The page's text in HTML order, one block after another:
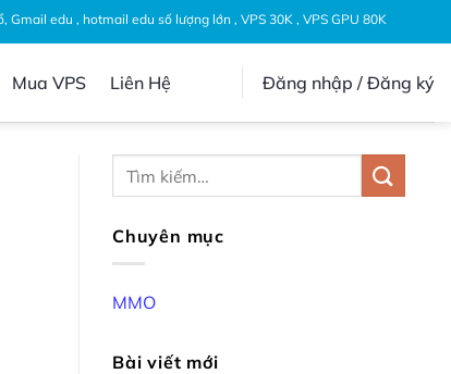
Gmail edu , hotmail edu số lượng lớn , VPS 30K , VPS GPU 80K
Mua VPS Liên Hệ Đăng nhập / Đăng ký
Chuyên mục
MMO
Bài viết mới